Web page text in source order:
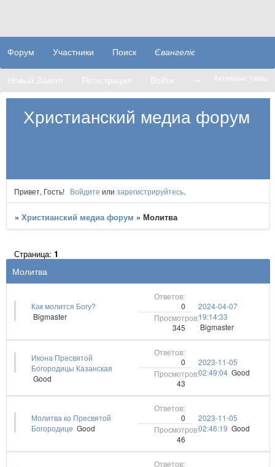
Христианский медиа форум
Форум Участники Поиск Євангеліє
Новый Завет Регистрация Войти ➝ Активные темы
Привет, Гость! Войдите или зарегистрируйтесь.
»Христианский медиа форум »Молитва
Молитва
Страница:1
Как молится Богу?
Bigmaster
0
345
2024-04-07
19:14:33
Bigmaster
Икона Пресвятой
Богородицы Казанская
Good
0
43
2023-11-05
02:49:04 Good
Молитва ко Пресвятой
Богородице Good
0
46
2023-11-05
02:46:19 Good